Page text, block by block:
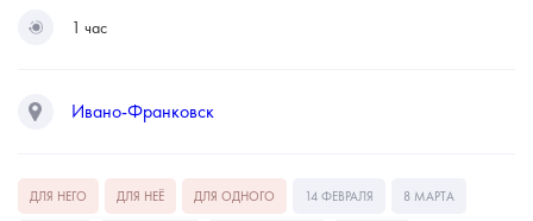
1 час
Ивано-Франковск
ДЛЯ НЕГО ДЛЯ НЕЁ ДЛЯ ОДНОГО 14 ФЕВРАЛЯ 8 МАРТА